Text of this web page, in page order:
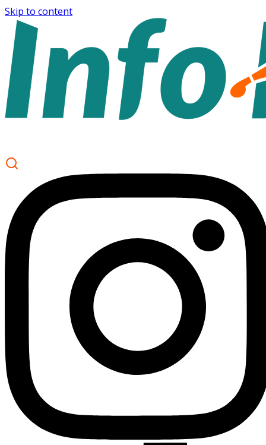
Skip to content